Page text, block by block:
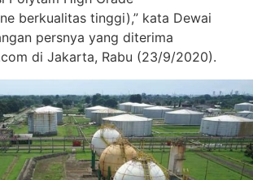
berkualitas tinggi),” kata Dewai
persnya yang diterima
di Jakarta, Rabu (23/9/2020).